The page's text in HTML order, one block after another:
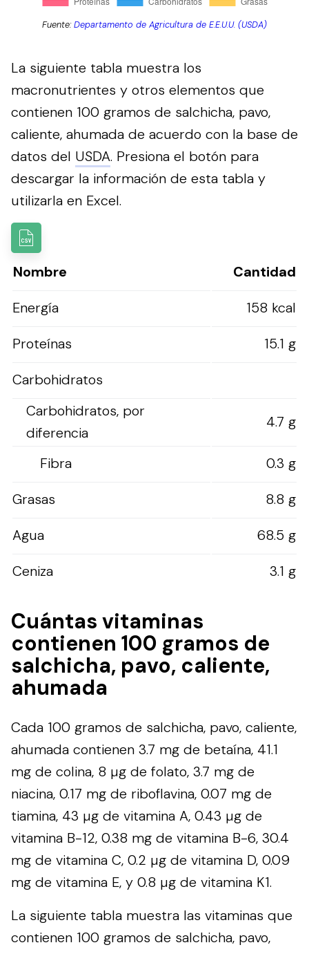
Fuente:Departamento de Agricultura de E.E.U.U. (USDA)
La siguiente tabla muestra los
macronutrientes y otros elementos que
contienen 100 gramos de salchicha, pavo,
caliente, ahumada de acuerdo con la base de
datos del USDA. Presiona el botón para
descargar la información de esta tabla y
utilizarla en Excel.
Nombre
Cantidad
Energía
158 kcal
Proteínas
15.1 g
Carbohidratos
Carbohidratos, por
diferencia
4.7 g
Fibra
0.3 g
Grasas
8.8 g
Agua
68.5 g
Ceniza
3.1 g
Cuántas vitaminas
contienen 100 gramos de
salchicha, pavo, caliente,
ahumada
Cada 100 gramos de salchicha, pavo, caliente,
ahumada contienen 3.7 mg de betaína, 41.1
mg de colina, 8 µg de folato, 3.7 mg de
niacina, 0.17 mg de riboflavina, 0.07 mg de
tiamina, 43 µg de vitamina A, 0.43 µg de
vitamina B-12, 0.38 mg de vitamina B-6, 30.4
mg de vitamina C, 0.2 µg de vitamina D, 0.09
mg de vitamina E, y 0.8 µg de vitamina K1.
La siguiente tabla muestra las vitaminas que
contienen 100 gramos de salchicha, pavo,